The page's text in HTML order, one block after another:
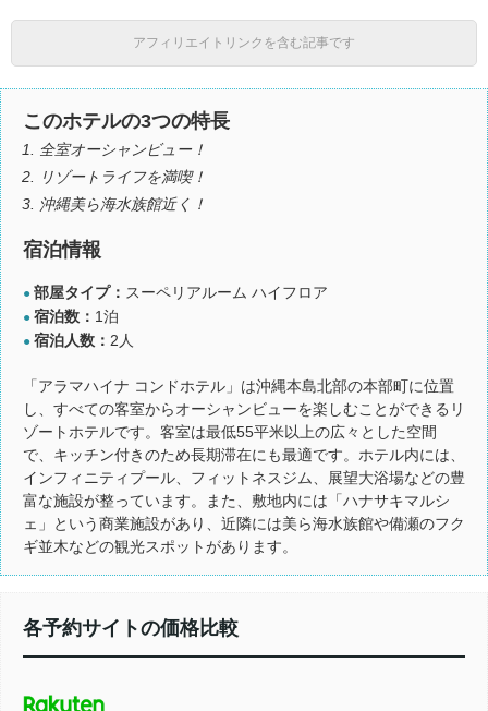
アフィリエイトリンクを含む記事です
このホテルの3つの特長
全室オーシャンビュー！
リゾートライフを満喫！
沖縄美ら海水族館近く！
宿泊情報
● 部屋タイプ： スーペリアルーム ハイフロア
● 宿泊数： 1泊
● 宿泊人数： 2人
「アラマハイナ コンドホテル」は沖縄本島北部の本部町に位置
し、すべての客室からオーシャンビューを楽しむことができるリ
ゾートホテルです。客室は最低55平米以上の広々とした空間
で、キッチン付きのため長期滞在にも最適です。ホテル内には、
インフィニティプール、フィットネスジム、展望大浴場などの豊
富な施設が整っています。また、敷地内には「ハナサキマルシ
ェ」という商業施設があり、近隣には美ら海水族館や備瀬のフク
ギ並木などの観光スポットがあります。
各予約サイトの価格比較